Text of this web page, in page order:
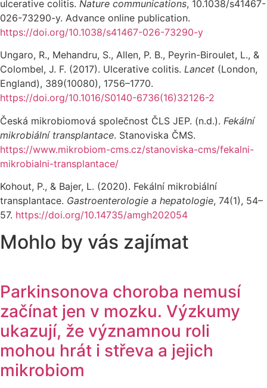
ulcerative colitis. Nature communications, 10.1038/s41467-
026-73290-y. Advance online publication.
https://doi.org/10.1038/s41467-026-73290-y
Ungaro, R., Mehandru, S., Allen, P. B., Peyrin-Biroulet, L., &
Colombel, J. F. (2017). Ulcerative colitis. Lancet (London,
England), 389(10080), 1756–1770.
https://doi.org/10.1016/S0140-6736(16)32126-2
Česká mikrobiomová společnost ČLS JEP. (n.d.). Fekální
mikrobiální transplantace. Stanoviska ČMS.
https://www.mikrobiom-cms.cz/stanoviska-cms/fekalni-
mikrobialni-transplantace/
Kohout, P., & Bajer, L. (2020). Fekální mikrobiální
transplantace. Gastroenterologie a hepatologie, 74(1), 54–
57. https://doi.org/10.14735/amgh202054
Mohlo by vás zajímat
Parkinsonova choroba nemusí
začínat jen v mozku. Výzkumy
ukazují, že významnou roli
mohou hrát i střeva a jejich
mikrobiom